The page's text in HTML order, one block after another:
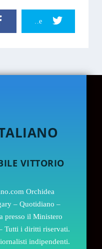
Twitter Share
VITTORIO
Orchidea
– Quotidiano –
presso il Ministero
Tutti i diritti riservati.
indipendenti.